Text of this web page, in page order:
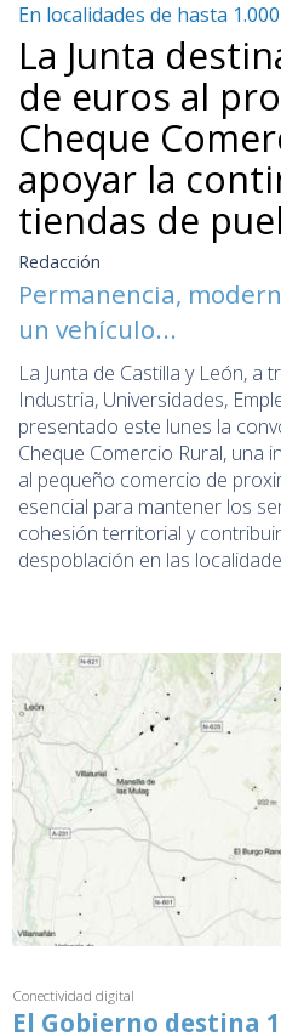
En localidades de hasta
La Junta
de euros al
Cheque
apoyar la
tiendas de
Redacción
Permanencia,
un vehículo...
La Junta de Castilla y León, a
Industria, Universidades,
presentado este lunes la
Cheque Comercio Rural, una
al pequeño comercio de
esencial para mantener los
cohesión territorial y
despoblación en las
Conectividad digital
El Gobierno destina